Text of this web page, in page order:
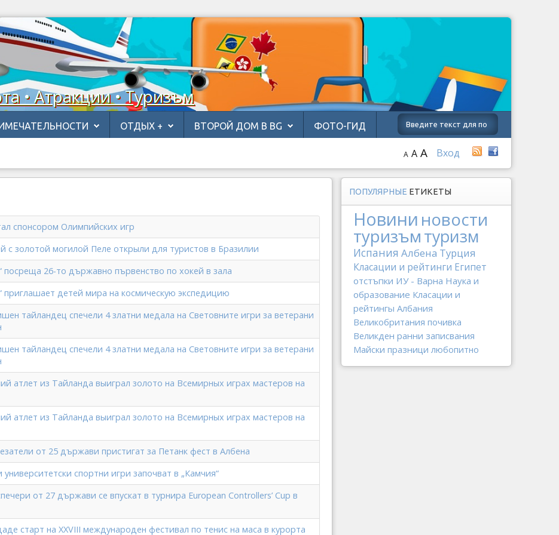
• Атракции • Туризъм
ОТДЫХ + ВТОРОЙ ДОМ В BG ФОТО-ГИД
Вход
A A A
спонсором Олимпийских игр
с золотой могилой Пеле открыли для туристов в Бразилии
посреща 26-то държавно първенство по хокей в зала
приглашает детей мира на космическую экспедицию
тайландeц спечели 4 златни медала на Световните игри за ветерани
тайландeц спечели 4 златни медала на Световните игри за ветерани
атлет из Тайланда выиграл золото на Всемирных играх мастеров на
атлет из Тайланда выиграл золото на Всемирных играх мастеров на
от 25 държави пристигат за Петанк фест в Албена
университетски спортни игри започват в „Камчия“
от 27 държави се впускат в турнира European Controllers’ Cup в
старт на ХХVIII международен фестивал по тенис на маса в курорта
ПОПУЛЯРНЫЕ ЕТИКЕТЫ
Новини новости
туризъмтуризм
Испания Албена Турция
Класации и рейтинги Египет
отстъпки ИУ - Варна Наука и
образование Класации и
рейтингы Албания
Великобритания почивка
Великден ранни записвания
Майски празници любопитно